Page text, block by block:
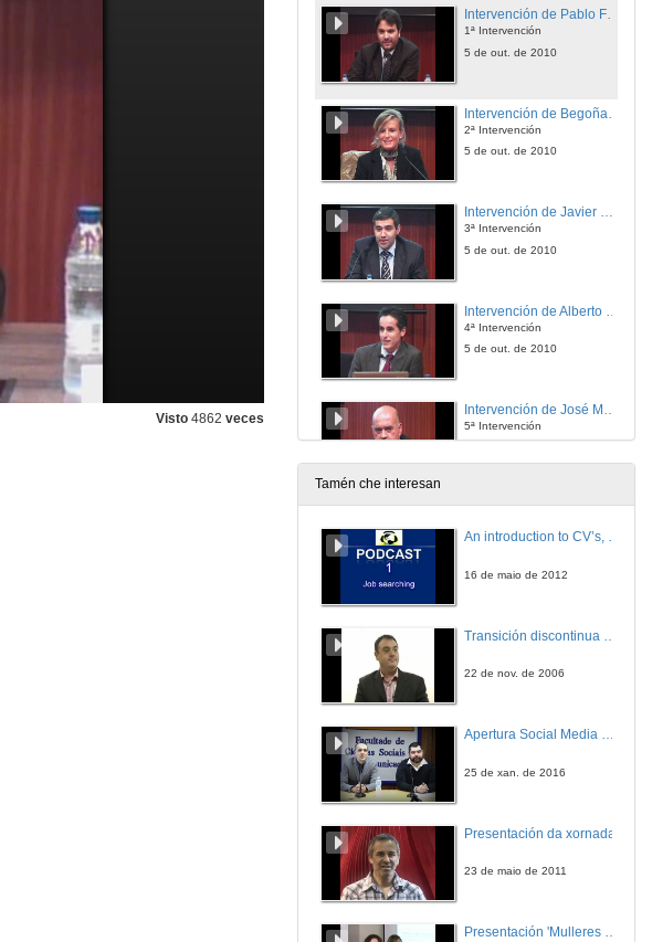
Visto 4862 veces
Intervención de Pablo Fernández Pérez
1ª Intervención
5 de out. de 2010
2ª Intervención
5 de out. de 2010
Intervención de Javier Represas Seoane
3ª Intervención
5 de out. de 2010
4ª Intervención
5 de out. de 2010
Intervención de José María Gil García
5ª Intervención
Intervención de José Fernández Philippot
27 de out. de 2010
Tamén che interesan
An introduction to CV’s, letters, and job searching
16 de maio de 2012
22 de nov. de 2006
Apertura Social Media Day 2016
25 de xan. de 2016
Presentación da xornada
23 de maio de 2011
Presentación 'Mulleres no software libre'